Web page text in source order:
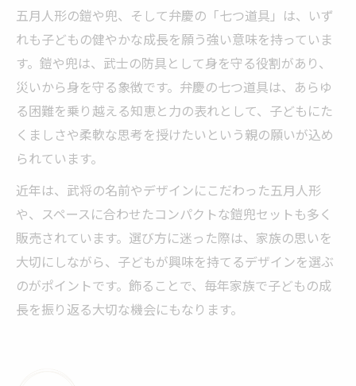
五月人形の鎧や兜、そして弁慶の「七つ道具」は、いず
れも子どもの健やかな成長を願う強い意味を持っていま
す。鎧や兜は、武士の防具として身を守る役割があり、
災いから身を守る象徴です。弁慶の七つ道具は、あらゆ
る困難を乗り越える知恵と力の表れとして、子どもにた
くましさや柔軟な思考を授けたいという親の願いが込め
られています。
近年は、武将の名前やデザインにこだわった五月人形
や、スペースに合わせたコンパクトな鎧兜セットも多く
販売されています。選び方に迷った際は、家族の思いを
大切にしながら、子どもが興味を持てるデザインを選ぶ
のがポイントです。飾ることで、毎年家族で子どもの成
長を振り返る大切な機会にもなります。